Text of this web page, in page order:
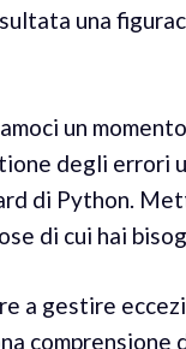
una
un
degli errori
di Python.
di cui hai
a gestire
comprensione